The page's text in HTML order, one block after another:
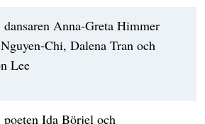
dansaren Anna-Greta Himmer
Chi, Dalena Tran och
Lee
poeten Ida Börjel och